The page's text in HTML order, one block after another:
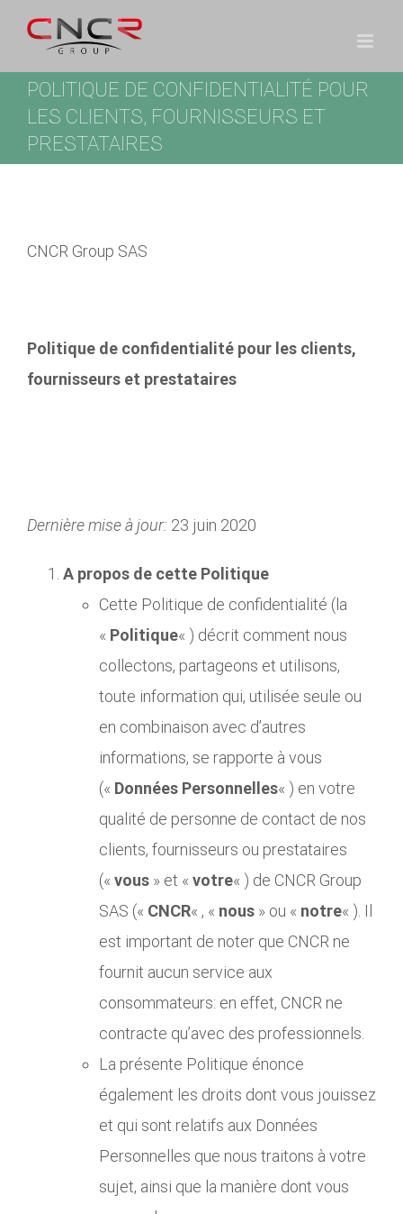
Passer
contenu
POLITIQUE DE CONFIDENTIALITÉ POUR
LES CLIENTS, FOURNISSEURS ET
PRESTATAIRES
CNCR Group SAS
Politique de confidentialité pour les clients,
fournisseurs et prestataires
Dernière mise à jour: 23 juin 2020
A propos de cette Politique
Cette Politique de confidentialité (la
« Politique« ) décrit comment nous
collectons, partageons et utilisons,
toute information qui, utilisée seule ou
en combinaison avec d’autres
informations, se rapporte à vous
(« Données Personnelles« ) en votre
qualité de personne de contact de nos
clients, fournisseurs ou prestataires
(« vous » et « votre« ) de CNCR Group
SAS (« CNCR« , « nous » ou « notre« ). Il
est important de noter que CNCR ne
fournit aucun service aux
consommateurs: en effet, CNCR ne
contracte qu’avec des professionnels.
La présente Politique énonce
également les droits dont vous jouissez
et qui sont relatifs aux Données
Personnelles que nous traitons à votre
sujet, ainsi que la manière dont vous